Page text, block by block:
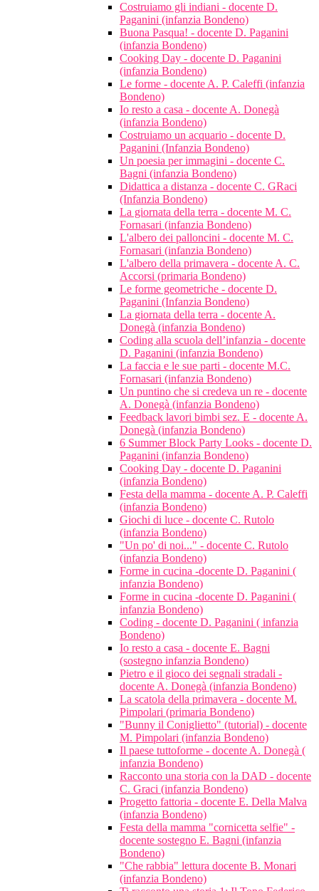
Costruiamo gli indiani - docente D.
Paganini (infanzia Bondeno)
Buona Pasqua! - docente D. Paganini
(infanzia Bondeno)
Cooking Day - docente D. Paganini
(infanzia Bondeno)
Le forme - docente A. P. Caleffi (infanzia
Bondeno)
Io resto a casa - docente A. Donegà
(infanzia Bondeno)
Costruiamo un acquario - docente D.
Paganini (Infanzia Bondeno)
Un poesia per immagini - docente C.
Bagni (infanzia Bondeno)
Didattica a distanza - docente C. GRaci
(Infanzia Bondeno)
La giornata della terra - docente M. C.
Fornasari (infanzia Bondeno)
L'albero dei palloncini - docente M. C.
Fornasari (infanzia Bondeno)
L'albero della primavera - docente A. C.
Accorsi (primaria Bondeno)
Le forme geometriche - docente D.
Paganini (Infanzia Bondeno)
La giornata della terra - docente A.
Donegà (infanzia Bondeno)
Coding alla scuola dell’infanzia - docente
D. Paganini (infanzia Bondeno)
La faccia e le sue parti - docente M.C.
Fornasari (infanzia Bondeno)
Un puntino che si credeva un re - docente
A. Donegà (infanzia Bondeno)
Feedback lavori bimbi sez. E - docente A.
Donegà (infanzia Bondeno)
6 Summer Block Party Looks - docente D.
Paganini (infanzia Bondeno)
Cooking Day - docente D. Paganini
(infanzia Bondeno)
Festa della mamma - docente A. P. Caleffi
(infanzia Bondeno)
Giochi di luce - docente C. Rutolo
(infanzia Bondeno)
"Un po' di noi..." - docente C. Rutolo
(infanzia Bondeno)
Forme in cucina -docente D. Paganini (
infanzia Bondeno)
Forme in cucina -docente D. Paganini (
infanzia Bondeno)
Coding - docente D. Paganini ( infanzia
Bondeno)
Io resto a casa - docente E. Bagni
(sostegno infanzia Bondeno)
Pietro e il gioco dei segnali stradali -
docente A. Donegà (infanzia Bondeno)
La scatola della primavera - docente M.
Pimpolari (primaria Bondeno)
"Bunny il Coniglietto" (tutorial) - docente
M. Pimpolari (infanzia Bondeno)
Il paese tuttoforme - docente A. Donegà (
infanzia Bondeno)
Racconto una storia con la DAD - docente
C. Graci (infanzia Bondeno)
Progetto fattoria - docente E. Della Malva
(infanzia Bondeno)
Festa della mamma "cornicetta selfie" -
docente sostegno E. Bagni (infanzia
Bondeno)
"Che rabbia" lettura docente B. Monari
(infanzia Bondeno)